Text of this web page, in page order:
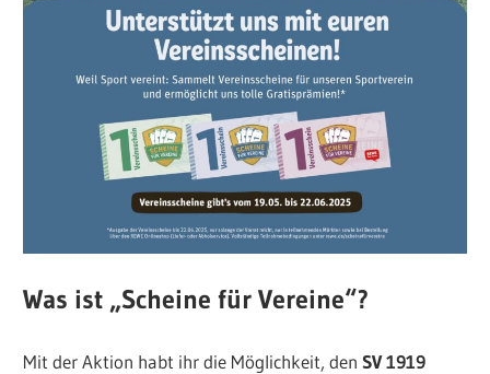
Was ist „Scheine für Vereine“?
Mit der Aktion habt ihr die Möglichkeit, denSV 1919